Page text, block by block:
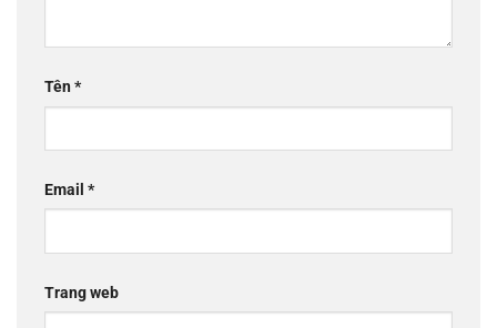
Tên*
Email *
Trang web